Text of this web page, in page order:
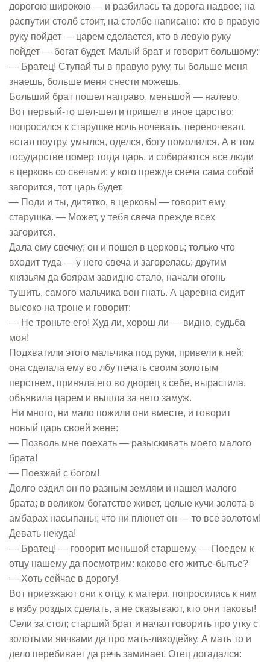
дорогою широкою — и разбилась та дорога надвое; на
распутии столб стоит, на столбе написано: кто в правую
руку пойдет — царем сделается, кто в левую руку
пойдет — богат будет. Малый брат и говорит большому:
— Братец! Ступай ты в правую руку, ты больше меня
знаешь, больше меня снести можешь.
Больший брат пошел направо, меньшой — налево.
Вот первый-то шел-шел и пришел в иное царство;
попросился к старушке ночь ночевать, переночевал,
встал поутру, умылся, оделся, богу помолился. А в том
государстве помер тогда царь, и собираются все люди
в церковь со свечами: у кого прежде свеча сама собой
загорится, тот царь будет.
— Поди и ты, дитятко, в церковь! — говорит ему
старушка. — Может, у тебя свеча прежде всех
загорится.
Дала ему свечку; он и пошел в церковь; только что
входит туда — у него свеча и загорелась; другим
князьям да боярам завидно стало, начали огонь
тушить, самого мальчика вон гнать. А царевна сидит
высоко на троне и говорит:
— Не троньте его! Худ ли, хорош ли — видно, судьба
моя!
Подхватили этого мальчика под руки, привели к ней;
она сделала ему во лбу печать своим золотым
перстнем, приняла его во дворец к себе, вырастила,
объявила царем и вышла за него замуж.
Ни много, ни мало пожили они вместе, и говорит
новый царь своей жене:
— Позволь мне поехать — разыскивать моего малого
брата!
— Поезжай с богом!
Долго ездил он по разным землям и нашел малого
брата; в великом богатстве живет, целые кучи золота в
амбарах насыпаны; что ни плюнет он — то все золотом!
Девать некуда!
— Братец! — говорит меньшой старшему. — Поедем к
отцу нашему да посмотрим: каково его житье-бытье?
— Хоть сейчас в дорогу!
Вот приезжают они к отцу, к матери, попросились к ним
в избу роздых сделать, а не сказывают, кто они таковы!
Сели за стол; старший брат и начал говорить про утку с
золотыми яичками да про мать-лиходейку. А мать то и
дело перебивает да речь заминает. Отец догадался: